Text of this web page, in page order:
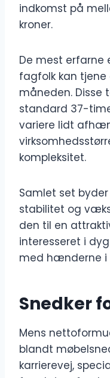
indkomst på
kroner.
De mest erfarne
fagfolk kan tjene
måneden. Disse
standard 37-
variere lidt
kompleksitet.
Samlet set
stabilitet og
den til en
interesseret i
med hænderne i
Snedker
Mens
blandt
karrierevej,